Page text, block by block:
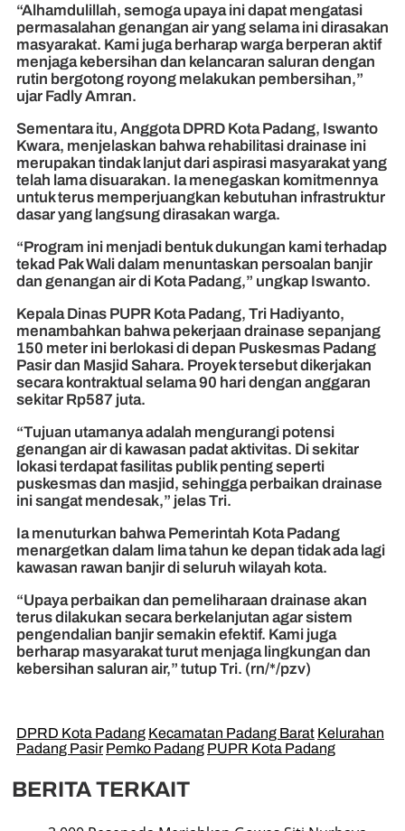
“Alhamdulillah, semoga upaya ini dapat mengatasi
permasalahan genangan air yang selama ini dirasakan
masyarakat. Kami juga berharap warga berperan aktif
menjaga kebersihan dan kelancaran saluran dengan
rutin bergotong royong melakukan pembersihan,”
ujar Fadly Amran.
Sementara itu, Anggota DPRD Kota Padang, Iswanto
Kwara, menjelaskan bahwa rehabilitasi drainase ini
merupakan tindak lanjut dari aspirasi masyarakat yang
telah lama disuarakan. Ia menegaskan komitmennya
untuk terus memperjuangkan kebutuhan infrastruktur
dasar yang langsung dirasakan warga.
“Program ini menjadi bentuk dukungan kami terhadap
tekad Pak Wali dalam menuntaskan persoalan banjir
dan genangan air di Kota Padang,” ungkap Iswanto.
Kepala Dinas PUPR Kota Padang, Tri Hadiyanto,
menambahkan bahwa pekerjaan drainase sepanjang
150 meter ini berlokasi di depan Puskesmas Padang
Pasir dan Masjid Sahara. Proyek tersebut dikerjakan
secara kontraktual selama 90 hari dengan anggaran
sekitar Rp587 juta.
“Tujuan utamanya adalah mengurangi potensi
genangan air di kawasan padat aktivitas. Di sekitar
lokasi terdapat fasilitas publik penting seperti
puskesmas dan masjid, sehingga perbaikan drainase
ini sangat mendesak,” jelas Tri.
Ia menuturkan bahwa Pemerintah Kota Padang
menargetkan dalam lima tahun ke depan tidak ada lagi
kawasan rawan banjir di seluruh wilayah kota.
“Upaya perbaikan dan pemeliharaan drainase akan
terus dilakukan secara berkelanjutan agar sistem
pengendalian banjir semakin efektif. Kami juga
berharap masyarakat turut menjaga lingkungan dan
kebersihan saluran air,” tutup Tri. (rn/*/pzv)
DPRD Kota Padang Kecamatan Padang Barat Kelurahan
Padang Pasir Pemko Padang PUPR Kota Padang
BERITA TERKAIT